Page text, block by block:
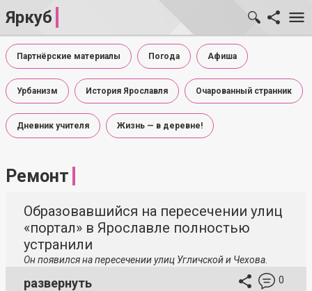
Яркуб
Партнёрские материалы Погода Афиша
Урбанизм История Ярославля Очарованный странник
Дневник учителя Жизнь — в деревне!
Ремонт
Образовавшийся на пересечении улиц
«портал» в Ярославле полностью
устранили
Он появился на пересечении улиц Угличской и Чехова.
развернуть 0